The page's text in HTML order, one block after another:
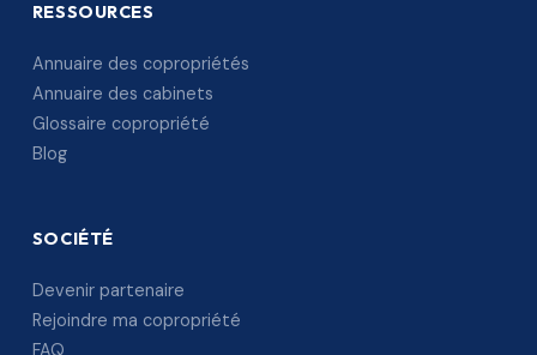
RESSOURCES
Annuaire des copropriétés
Annuaire des cabinets
Glossaire copropriété
Blog
SOCIÉTÉ
Devenir partenaire
Rejoindre ma copropriété
FAQ